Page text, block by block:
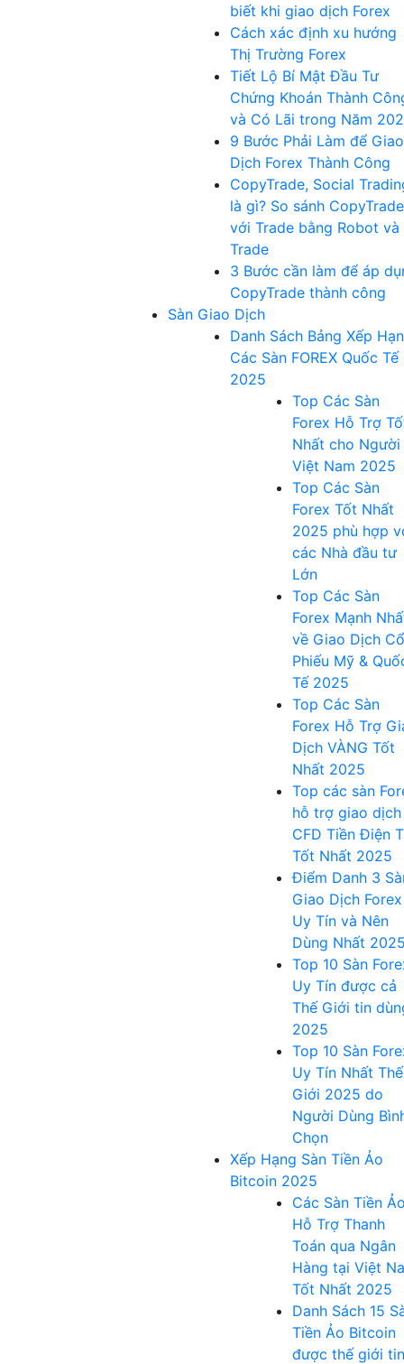
biết khi giao dịch Forex
Cách xác định xu hướng
Thị Trường Forex
Tiết Lộ Bí Mật Đầu Tư
Chứng Khoán Thành
và Có Lãi trong Năm
9 Bước Phải Làm để Giao
Dịch Forex Thành Công
CopyTrade, Social
là gì? So sánh CopyTrade
với Trade bằng Robot và
Trade
3 Bước cần làm để áp
CopyTrade thành công
Sàn Giao Dịch
Danh Sách Bảng Xếp
Các Sàn FOREX Quốc Tế
2025
Top Các Sàn
Forex Hỗ Trợ
Nhất cho Người
Việt Nam 2025
Top Các Sàn
Forex Tốt Nhất
2025 phù hợp
các Nhà đầu tư
Lớn
Top Các Sàn
Forex Mạnh
về Giao Dịch Cổ
Phiếu Mỹ &
Tế 2025
Top Các Sàn
Forex Hỗ Trợ
Dịch VÀNG Tốt
Nhất 2025
Top các sàn
hỗ trợ giao dịch
CFD Tiền Điện
Tốt Nhất 2025
Điểm Danh 3
Giao Dịch Forex
Uy Tín và Nên
Dùng Nhất 2025
Top 10 Sàn
Uy Tín được cả
Thế Giới tin
2025
Top 10 Sàn
Uy Tín Nhất Thế
Giới 2025 do
Người Dùng
Chọn
Xếp Hạng Sàn Tiền Ảo
Bitcoin 2025
Các Sàn Tiền Ảo
Hỗ Trợ Thanh
Toán qua Ngân
Hàng tại Việt
Tốt Nhất 2025
Danh Sách 15
Tiền Ảo Bitcoin
được thế giới tin